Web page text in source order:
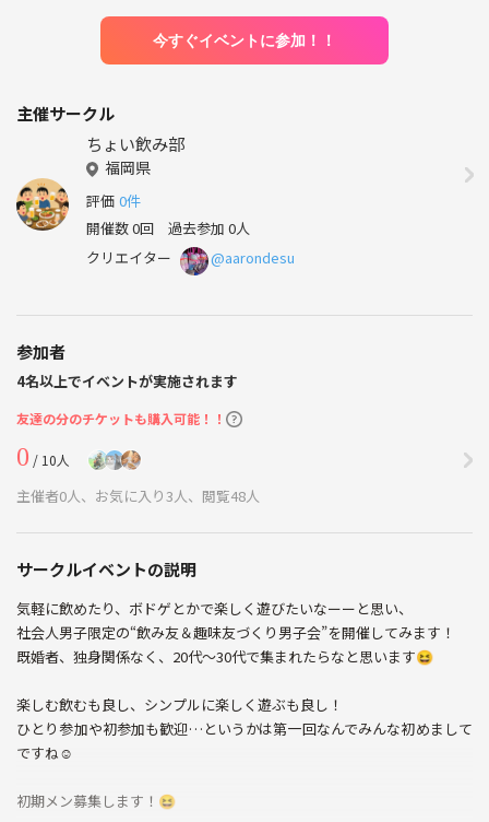
今すぐイベントに参加！！
主催サークル
ちょい飲み部
福岡県
評価 0件
開催数 0回 過去参加 0人
クリエイター
@aarondesu
参加者
4名以上でイベントが実施されます
友達の分のチケットも購入可能！！
0 / 10人
主催者0人、お気に入り3人、閲覧48人
サークルイベントの説明
気軽に飲めたり、ボドゲとかで楽しく遊びたいなーーと思い、
社会人男子限定の“飲み友＆趣味友づくり男子会”を開催してみます！
既婚者、独身関係なく、20代〜30代で集まれたらなと思います😆
楽しむ飲むも良し、シンプルに楽しく遊ぶも良し！
ひとり参加や初参加も歓迎…というかは第一回なんでみんな初めまして
ですね☺️
初期メン募集します！😆